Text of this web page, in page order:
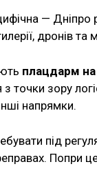
— Дніпро
дронів та
плацдарм на
точки зору
напрямки.
під
Попри